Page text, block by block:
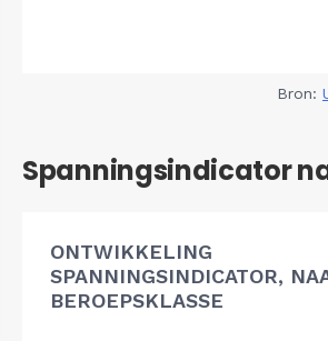
Bron:
Spanningsindicator
ONTWIKKELING
SPANNINGSINDICATOR,
BEROEPSKLASSE